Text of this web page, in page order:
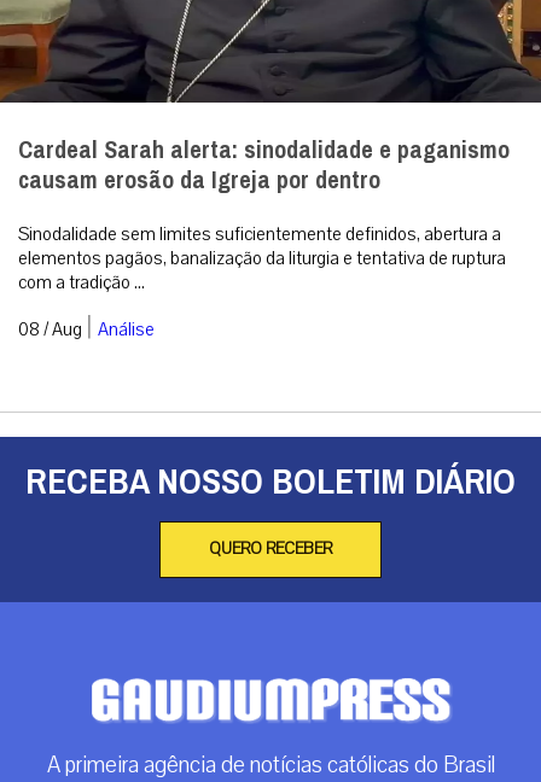
Cardeal Sarah alerta: sinodalidade e paganismo
causam erosão da Igreja por dentro
Sinodalidade sem limites suficientemente definidos, abertura a
elementos pagãos, banalização da liturgia e tentativa de ruptura
com a tradição ...
08 / Aug | Análise
RECEBA NOSSO BOLETIM DIÁRIO
QUERO RECEBER
A primeira agência de notícias católicas do Brasil